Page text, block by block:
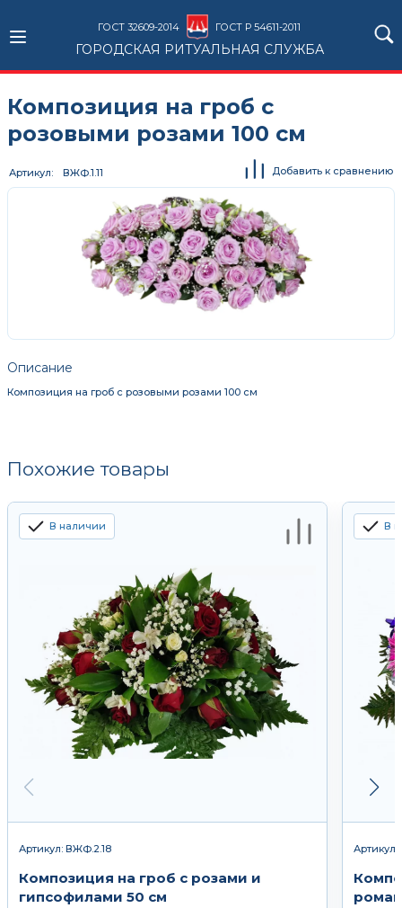
ГОСТ 32609-2014 ГОСТ Р 54611-2011
ГОРОДСКАЯ РИТУАЛЬНАЯ СЛУЖБА
Композиция на гроб с
розовыми розами 100 см
Описание
Композиция на гроб с розовыми розами 100 см
Артикул ВЖФ.1.11 Добавить к сравнению
Похожие товары
В наличии
Артикул: ВЖФ.2.18
Композиция на гроб с розами и
гипсофилами 50 см
В